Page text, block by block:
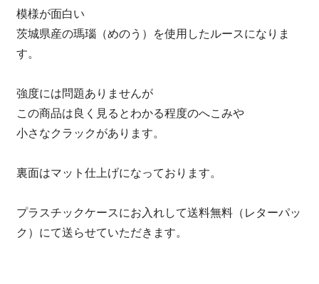
模様が面白い
茨城県産の瑪瑙（めのう）を使用したルースになりま
す。
強度には問題ありませんが
この商品は良く見るとわかる程度のへこみや
小さなクラックがあります。
裏面はマット仕上げになっております。
プラスチックケースにお入れして送料無料（レターパッ
ク）にて送らせていただきます。